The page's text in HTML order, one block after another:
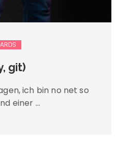
git)
ich bin no net so
einer …